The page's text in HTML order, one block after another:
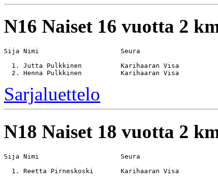
N16 Naiset 16 vuotta 2
Sija Nimi                     Seura
1. Jutta Pulkkinen          Karihaaran Visa
Sarjaluettelo
N18 Naiset 18 vuotta 2
Sija Nimi                     Seura